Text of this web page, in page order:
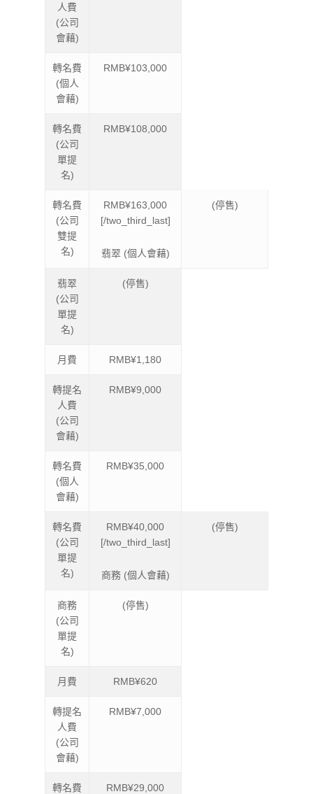
人費
(公司
會藉)
轉名費
(個人
會藉)
RMB¥103,000
轉名費
(公司
單提
名)
RMB¥108,000
轉名費
(公司
雙提
名)
RMB¥163,000
[/two_third_last]
翡翠 (個人會藉)
(停售)
翡翠
(公司
單提
名)
(停售)
月費 RMB¥1,180
轉提名
人費
(公司
會藉)
RMB¥9,000
轉名費
(個人
會藉)
RMB¥35,000
轉名費
(公司
單提
名)
RMB¥40,000
[/two_third_last]
商務 (個人會藉)
(停售)
商務
(公司
單提
名)
(停售)
月費 RMB¥620
轉提名
人費
(公司
會藉)
RMB¥7,000
轉名費
RMB¥29,000